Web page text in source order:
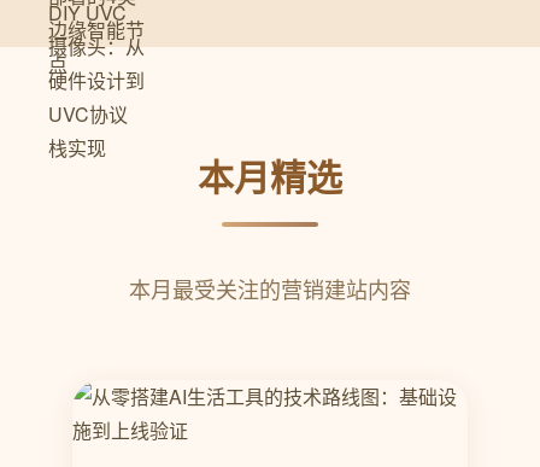
本月精选
本月最受关注的营销建站内容